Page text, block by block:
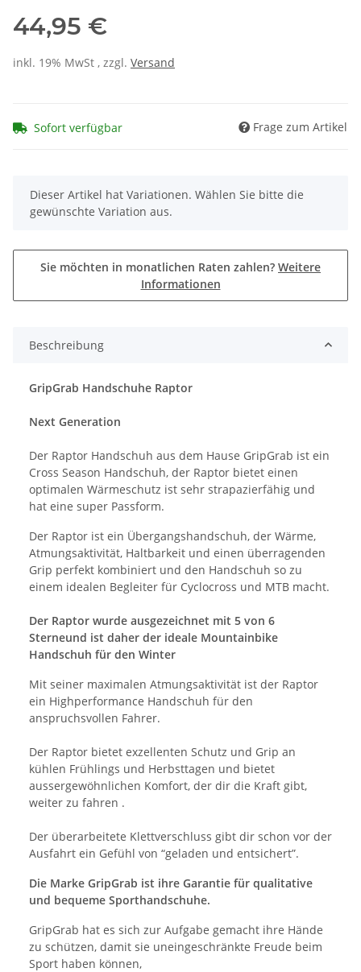
44,95 €
inkl. 19% MwSt , zzgl. Versand
Sofort verfügbar Frage zum Artikel
x
Dieser Artikel hat Variationen. Wählen Sie bitte die
gewünschte Variation aus.
Sie möchten in monatlichen Raten zahlen? Weitere
Informationen
Beschreibung
GripGrab Handschuhe Raptor
Next Generation
Der Raptor Handschuh aus dem Hause GripGrab ist ein
Cross Season Handschuh, der Raptor bietet einen
optimalen Wärmeschutz ist sehr strapazierfähig und
hat eine super Passform.
Der Raptor ist ein Übergangshandschuh, der Wärme,
Atmungsaktivität, Haltbarkeit und einen überragenden
Grip perfekt kombiniert und den Handschuh so zu
einem idealen Begleiter für Cyclocross und MTB macht.
Der Raptor wurde ausgezeichnet mit 5 von 6
Sterneund ist daher der ideale Mountainbike
Handschuh für den Winter
Mit seiner maximalen Atmungsaktivität ist der Raptor
ein Highperformance Handschuh für den
anspruchsvollen Fahrer.
Der Raptor bietet exzellenten Schutz und Grip an
kühlen Frühlings und Herbsttagen und bietet
aussergewöhnlichen Komfort, der dir die Kraft gibt,
weiter zu fahren .
Der überarbeitete Klettverschluss gibt dir schon vor der
Ausfahrt ein Gefühl von “geladen und entsichert”.
Die Marke GripGrab ist ihre Garantie für qualitative
und bequeme Sporthandschuhe.
GripGrab hat es sich zur Aufgabe gemacht ihre Hände
zu schützen, damit sie uneingeschränkte Freude beim
Sport haben können,